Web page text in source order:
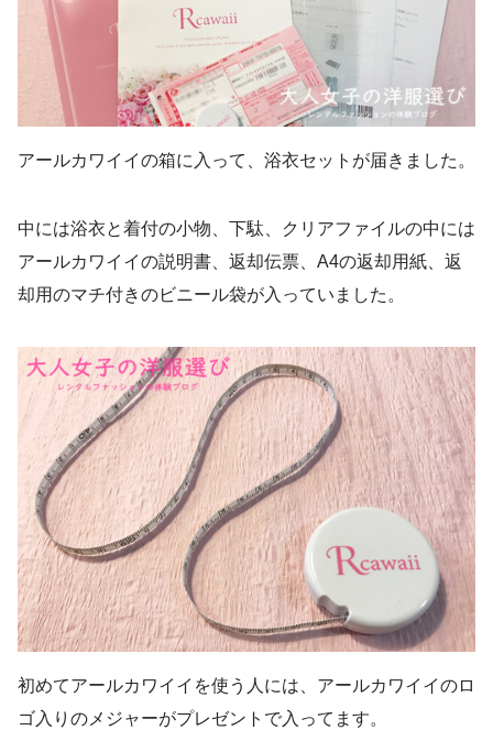
アールカワイイの箱に入って、浴衣セットが届きました。
中には浴衣と着付の小物、下駄、クリアファイルの中には
アールカワイイの説明書、返却伝票、A4の返却用紙、返
却用のマチ付きのビニール袋が入っていました。
初めてアールカワイイを使う人には、アールカワイイのロ
ゴ入りのメジャーがプレゼントで入ってます。